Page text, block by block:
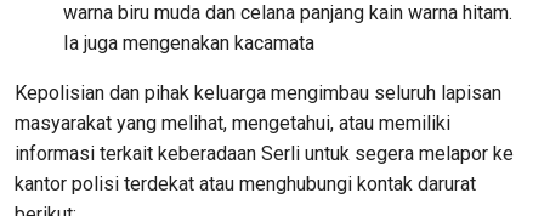
warna biru muda dan celana panjang kain warna hitam.
Ia juga mengenakan kacamata
Kepolisian dan pihak keluarga mengimbau seluruh lapisan
masyarakat yang melihat, mengetahui, atau memiliki
informasi terkait keberadaan Serli untuk segera melapor ke
kantor polisi terdekat atau menghubungi kontak darurat